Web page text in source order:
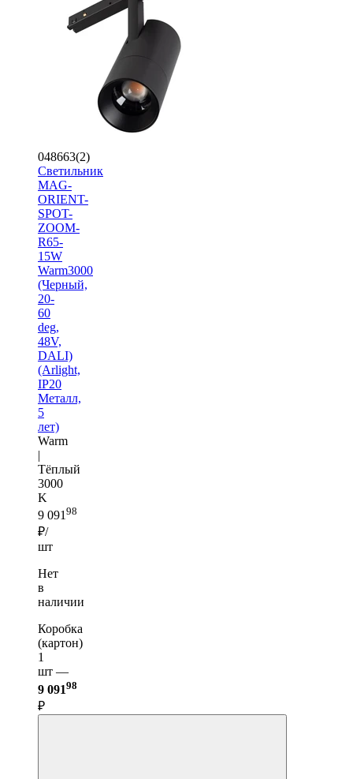
048663(2)
Светильник
MAG-
ORIENT-
SPOT-
ZOOM-
R65-
15W
Warm3000
(Черный,
20-
60
deg,
48V,
DALI)
(Arlight,
IP20
Металл,
5
лет)
Warm
|
Тёплый
3000
K
9 091 98
₽/
шт
Нет
в
наличии
Коробка
(картон)
1
шт —
9 09198
₽